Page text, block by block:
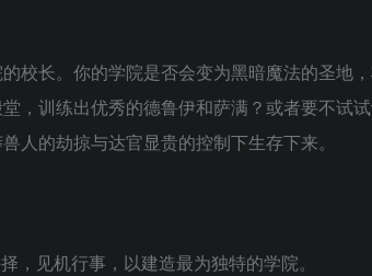
校长。你的学院是否会变为黑暗魔法的圣地
，训练出优秀的德鲁伊和萨满？或者要不试
人的劫掠与达官显贵的控制下生存下来。
见机行事，以建造最为独特的学院。